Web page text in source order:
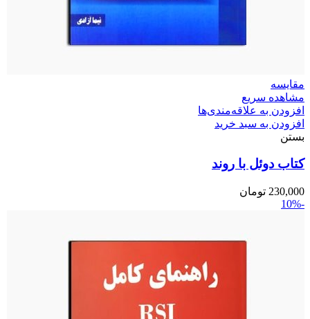
مقایسه
مشاهده سریع
افزودن به علاقه‌مندی‌ها
افزودن به سبد خرید
بستن
کتاب دوئل با روند
230,000 تومان
-10%